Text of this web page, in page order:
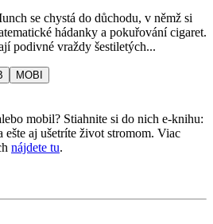
se chystá do důchodu, v němž si
hádanky a pokuřování cigaret.
podivné vraždy šestiletých...
MOBI
mobil? Stiahnite si do nich e-knihu:
ešte aj ušetríte život stromom. Viac
nájdete tu.